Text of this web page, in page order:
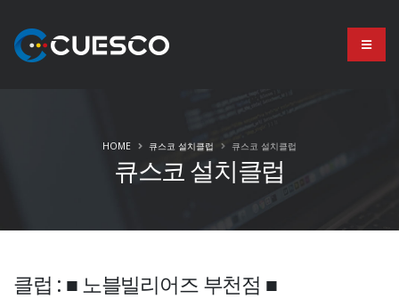
큐스코 설치클럽
HOME 큐스코 설치클럽 큐스코 설치클럽
클럽 : ■ 노블빌리어즈 부천점 ■